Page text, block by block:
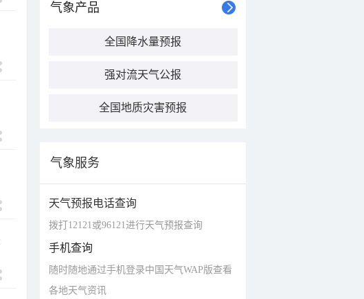
气象产品
全国降水量预报
强对流天气公报
全国地质灾害预报
气象服务
天气预报电话查询
拨打12121或96121进行天气预报查询
手机查询
随时随地通过手机登录中国天气WAP版查看
各地天气资讯